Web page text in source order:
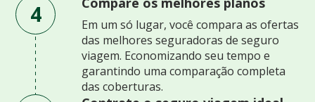
4
Em um só lugar, você compara as ofertas
das melhores seguradoras de seguro
viagem. Economizando seu tempo e
garantindo uma comparação completa
das coberturas.